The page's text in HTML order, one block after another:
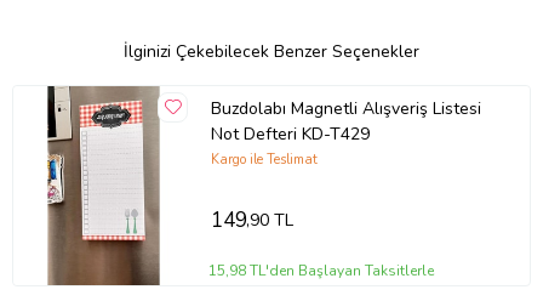
İlginizi Çekebilecek Benzer Seçenekler
Buzdolabı Magnetli Alışveriş Listesi
Not Defteri KD-T429
Kargo ile Teslimat
149,90 TL
15,98 TL'den Başlayan Taksitlerle